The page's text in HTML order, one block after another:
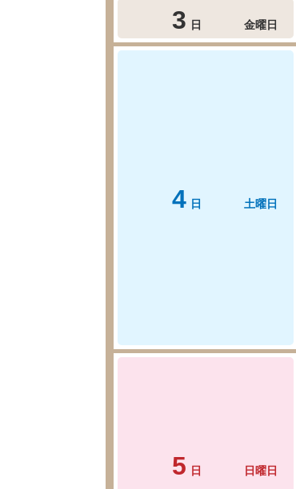
3 日 金曜日
4 日 土曜日
5 日 日曜日